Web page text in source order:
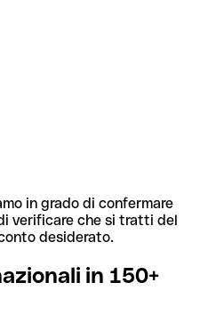
in grado di confermare
verificare che si tratti del
desiderato.
in 150+